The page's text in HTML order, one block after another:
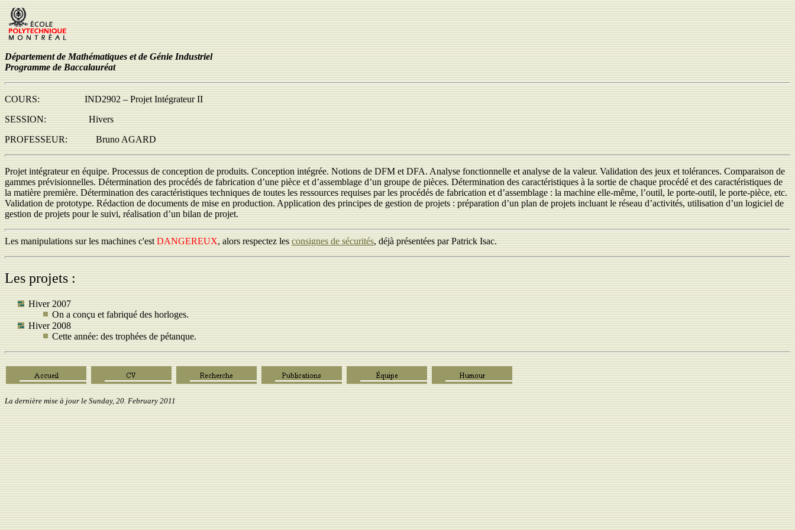
Département de Mathématiques et de Génie Industriel
Programme de Baccalauréat
COURS: IND2902 – Projet Intégrateur II
SESSION: Hivers
PROFESSEUR: Bruno AGARD
Projet intégrateur en équipe. Processus de conception de produits. Conception intégrée. Notions de DFM et DFA. Analyse fonctionnelle et analyse de la valeur. Validation des jeux et tolérances. Comparaison de
gammes prévisionnelles. Détermination des procédés de fabrication d’une pièce et d’assemblage d’un groupe de pièces. Détermination des caractéristiques à la sortie de chaque procédé et des caractéristiques de
la matière première. Détermination des caractéristiques techniques de toutes les ressources requises par les procédés de fabrication et d’assemblage : la machine elle-même, l’outil, le porte-outil, le porte-pièce, etc.
Validation de prototype. Rédaction de documents de mise en production. Application des principes de gestion de projets : préparation d’un plan de projets incluant le réseau d’activités, utilisation d’un logiciel de
gestion de projets pour le suivi, réalisation d’un bilan de projet.
Les manipulations sur les machines c'estDANGEREUX, alors respectez lesconsignes de sécurités, déjà présentées par Patrick Isac.
Les projets :
Hiver 2007
On a conçu et fabriqué des horloges.
Hiver 2008
Cette année: des trophées de pétanque.
La dernière mise à jour leSunday, 20. February 2011